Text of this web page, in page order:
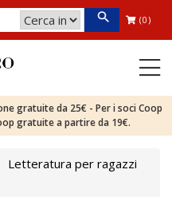
(0)
gratuite da 25€ - Per i soci Coop
gratuite a partire da 19€.
Letteratura per ragazzi